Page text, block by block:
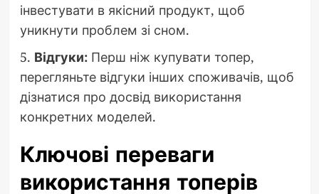
інвестувати в якісний продукт, щоб
уникнути проблем зі сном.
5. Відгуки:Перш ніж купувати топер,
перегляньте відгуки інших споживачів, щоб
дізнатися про досвід використання
конкретних моделей.
Ключові переваги
використання топерів